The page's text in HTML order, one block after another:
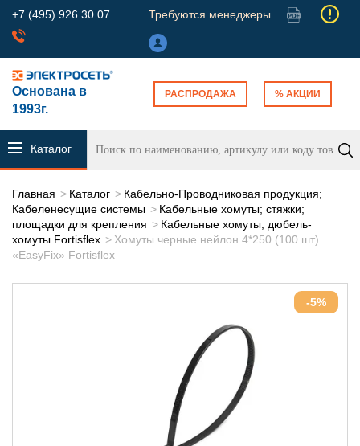
+7 (495) 926 30 07 Требуются менеджеры
Основана в
1993г.
РАСПРОДАЖА % АКЦИИ
Каталог
Главная Каталог
Кабельно-Проводниковая продукция;
Кабеленесущие системы
Кабельные хомуты; стяжки;
площадки для крепления
Кабельные хомуты, дюбель-
хомуты Fortisflex
Хомуты черные нейлон 4*250 (100 шт)
«EasyFix» Fortisflex
-5%